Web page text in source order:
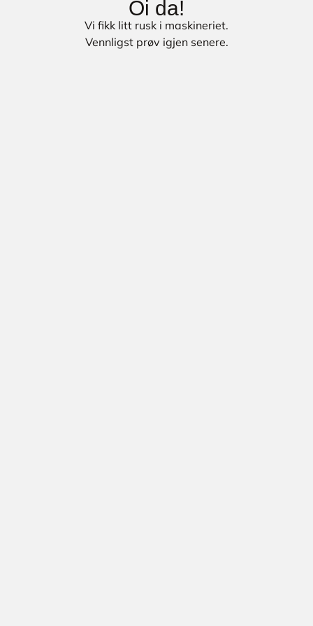
Oi da!
Vi fikk litt rusk i maskineriet.
Vennligst prøv igjen senere.